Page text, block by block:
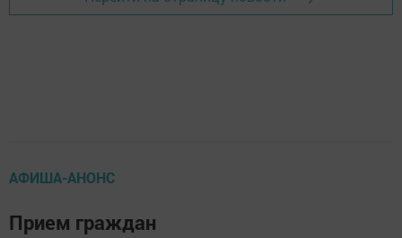
АФИША-АНОНС
Прием граждан